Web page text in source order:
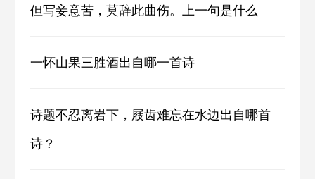
但写妾意苦，莫辞此曲伤。上一句是什么
一怀山果三胜酒出自哪一首诗
诗题不忍离岩下，屐齿难忘在水边出自哪首
诗？